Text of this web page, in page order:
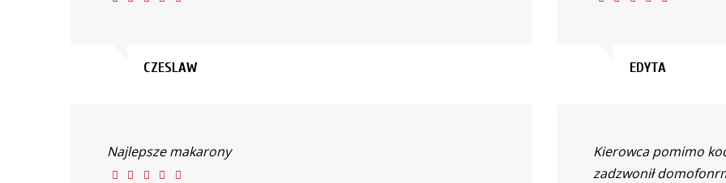
CZESLAW EDYTA
Najlepsze makarony
Kierowca pomimo
zadzwonił